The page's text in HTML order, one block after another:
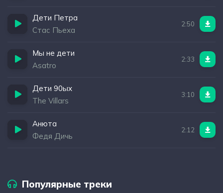
Дети Петра
Стас Пьеха
2:50
Мы не дети
Asatro
2:33
Дети 90ых
The Villars
3:10
Анюта
Федя Дичь
2:12
Популярные треки